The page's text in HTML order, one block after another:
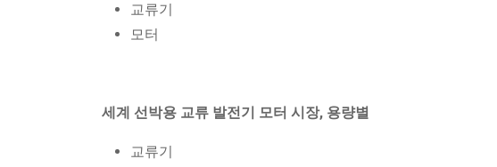
교류기
모터
세계 선박용 교류 발전기 모터 시장, 용량별
교류기